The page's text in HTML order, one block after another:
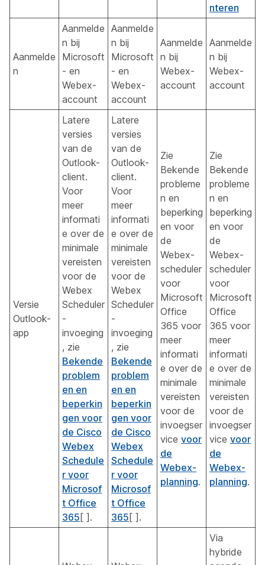
nteren
Aanmelde
n
Aanmelde
n bij
Microsoft
- en
Webex-
account
Aanmelde
n bij
Microsoft
- en
Webex-
account
Aanmelde
n bij
Webex-
account
Aanmelde
n bij
Webex-
account
Versie
Outlook-
app
Latere
versies
van de
Outlook-
client.
Voor
meer
informati
e over de
minimale
vereisten
voor de
Webex
Scheduler
-
invoeging
, zie
Bekende
problem
en en
beperkin
gen voor
de Cisco
Webex
Schedule
r voor
Microsof
t Office
365 [ ].
Latere
versies
van de
Outlook-
client.
Voor
meer
informati
e over de
minimale
vereisten
voor de
Webex
Scheduler
-
invoeging
, zie
Bekende
problem
en en
beperkin
gen voor
de Cisco
Webex
Schedule
r voor
Microsof
t Office
365 [ ].
Zie
Bekende
probleme
n en
beperking
en voor
de
Webex-
scheduler
voor
Microsoft
Office
365 voor
meer
informati
e over de
minimale
vereisten
voor de
invoegser
vice voor
de
Webex-
planning.
Zie
Bekende
probleme
n en
beperking
en voor
de
Webex-
scheduler
voor
Microsoft
Office
365 voor
meer
informati
e over de
minimale
vereisten
voor de
invoegser
vice voor
de
Webex-
planning.
Via
hybride